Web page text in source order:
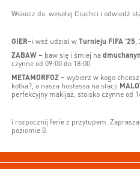
Wskocz do wesołej Ciuchci i odwiedź
GIER–i weź udział w Turnieju FIFA ’25,
ZABAW – baw się i śmiej na
czynne od 09:00 do 18:00
METAMORFOZ –wybierz w kogo
kotka?, a nasza hostessa na stacji
perfekcyjny makijaż, stoisko czynne od
i rozpocznij ferie z przytupem.
poziomie 0.